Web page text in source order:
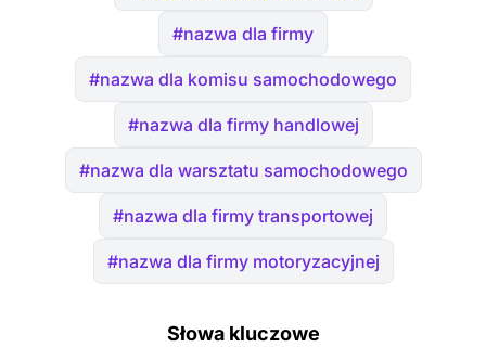
#nazwa dla firmy
#nazwa dla komisu samochodowego
#nazwa dla firmy handlowej
#nazwa dla warsztatu samochodowego
#nazwa dla firmy transportowej
#nazwa dla firmy motoryzacyjnej
Słowa kluczowe